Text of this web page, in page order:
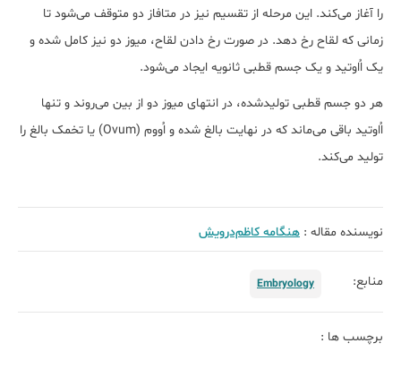
را آغاز می‌کند. این مرحله از تقسیم نیز در متافاز دو متوقف می‌شود تا
زمانی که لقاح رخ دهد. در صورت رخ دادن لقاح، میوز دو نیز کامل شده و
یک اُاوتید و یک جسم قطبی ثانویه ایجاد می‌شود. ‌
هر دو جسم قطبی تولیدشده، در انتهای میوز دو از بین می‌روند و تنها
اُاوتید باقی می‌ماند که در نهایت بالغ شده و اُووم (Ovum) یا تخمک بالغ را
تولید می‌کند.
نویسنده مقاله : هنگامه کاظم‌درویش
منابع: Embryology
برچسب ها :